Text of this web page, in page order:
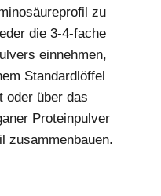
zu
die 3-4-fache
einnehmen,
Standardlöffel
oder über das
Proteinpulver
zusammenbauen.